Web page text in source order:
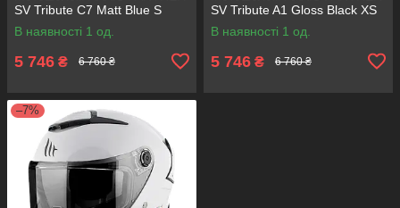
SV Tribute C7 Matt Blue S
В наявності 1 од.
5 746 ₴ 6 760 ₴
SV Tribute A1 Gloss Black XS
В наявності 1 од.
5 746 ₴ 6 760 ₴
–7%